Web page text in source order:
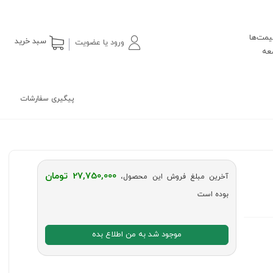
ورود یا عضویت سبد خرید
پیگیری سفارشات
آخرین مبلغ فروش این محصول، 27,750,000 تومان
بوده است
موجود شد به من اطلاع بده